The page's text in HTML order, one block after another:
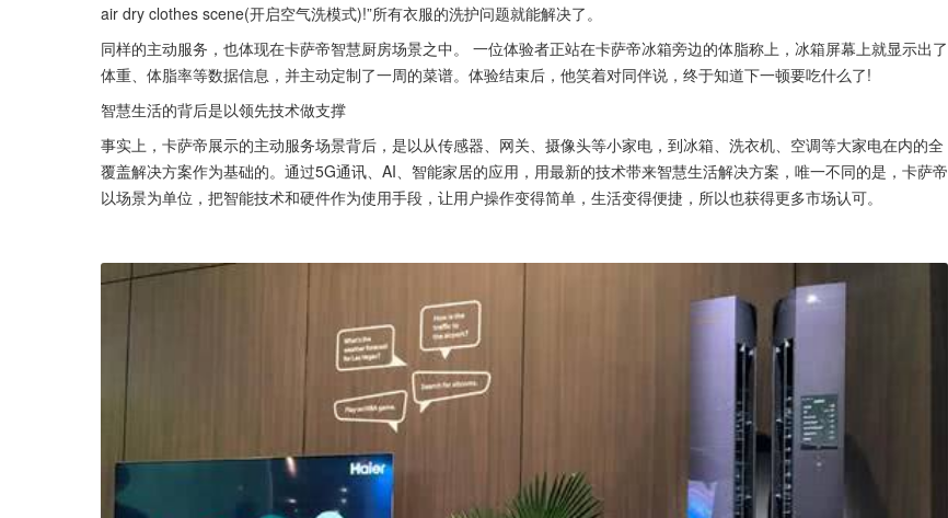
air dry clothes scene(开启空气洗模式)!”所有衣服的洗护问题就能解决了。
同样的主动服务，也体现在卡萨帝智慧厨房场景之中。 一位体验者正站在卡萨帝冰箱旁边的体脂称上，冰箱屏幕上就显示出了
体重、体脂率等数据信息，并主动定制了一周的菜谱。体验结束后，他笑着对同伴说，终于知道下一顿要吃什么了!
智慧生活的背后是以领先技术做支撑
事实上，卡萨帝展示的主动服务场景背后，是以从传感器、网关、摄像头等小家电，到冰箱、洗衣机、空调等大家电在内的全
覆盖解决方案作为基础的。通过5G通讯、AI、智能家居的应用，用最新的技术带来智慧生活解决方案，唯一不同的是，卡萨帝
以场景为单位，把智能技术和硬件作为使用手段，让用户操作变得简单，生活变得便捷，所以也获得更多市场认可。